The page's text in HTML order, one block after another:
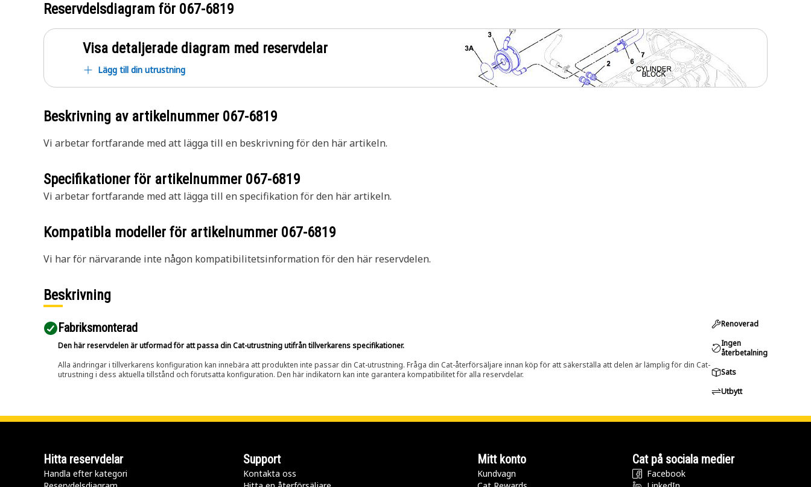
Reservdelsdiagram för 067-6819
Visa detaljerade diagram med reservdelar
Lägg till din utrustning
Beskrivning av artikelnummer 067-6819
Vi arbetar fortfarande med att lägga till en beskrivning för den här artikeln.
Specifikationer för artikelnummer 067-6819
Vi arbetar fortfarande med att lägga till en specifikation för den här artikeln.
Kompatibla modeller för artikelnummer 067-6819
Vi har för närvarande inte någon kompatibilitetsinformation för den här reservdelen.
Beskrivning
Fabriksmonterad
Den här reservdelen är utformad för att passa din Cat-utrustning utifrån tillverkarens specifikationer.
Alla ändringar i tillverkarens konfiguration kan innebära att produkten inte passar din Cat-utrustning. Fråga din Cat-återförsäljare innan köp för att säkerställa att delen är lämplig för din Cat-
utrustning i dess aktuella tillstånd och förutsatta konfiguration. Den här indikatorn kan inte garantera kompatibilitet för alla reservdelar.
Renoverad
Ingen
återbetalning
Sats
Utbytt
Hitta reservdelar
Handla efter kategori
Support
Kontakta oss
Mitt konto
Kundvagn
Cat på sociala medier
Facebook